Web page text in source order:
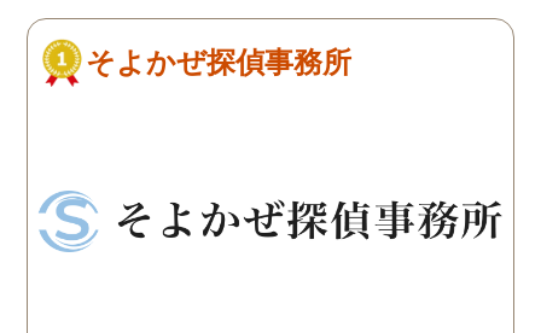
そよかぜ探偵事務所